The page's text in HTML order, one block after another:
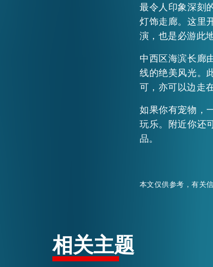
最令人印象深刻
灯饰走廊。这里
演，也是必游此
中西区海滨长廊
线的绝美风光。
可，亦可以边走
如果你有宠物，
玩乐。附近你还
品。
本文仅供参考，有关
相关主题